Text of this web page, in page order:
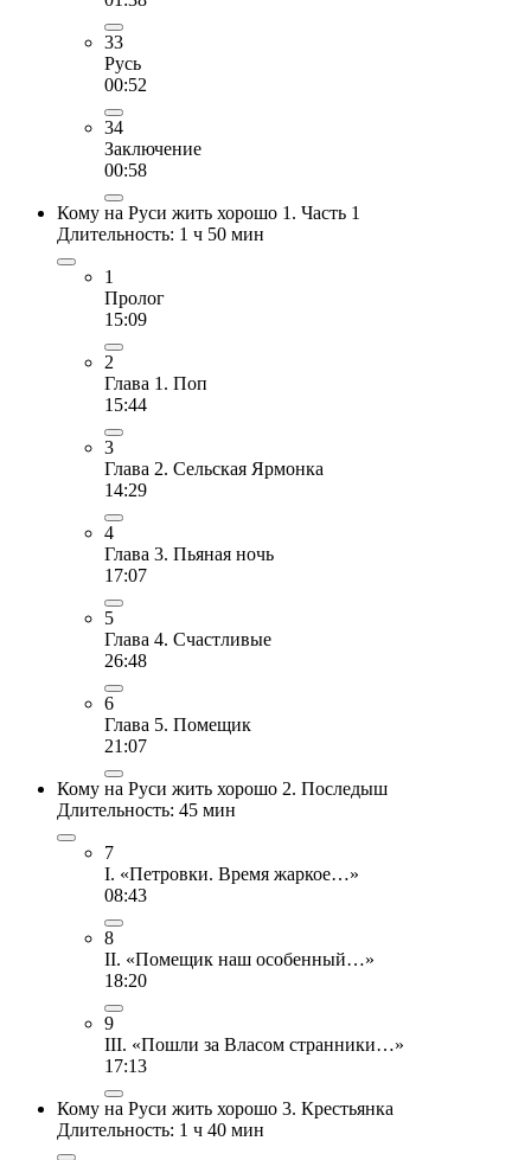
33
Русь
00:52
34
Заключение
00:58
Кому на Руси жить хорошо 1. Часть 1
Длительность: 1 ч 50 мин
1
Пролог
15:09
2
Глава 1. Поп
15:44
3
Глава 2. Сельская Ярмонка
14:29
4
Глава 3. Пьяная ночь
17:07
5
Глава 4. Счастливые
26:48
6
Глава 5. Помещик
21:07
Кому на Руси жить хорошо 2. Последыш
Длительность: 45 мин
7
I. «Петровки. Время жаркое…»
08:43
8
II. «Помещик наш особенный…»
18:20
9
III. «Пошли за Власом странники…»
17:13
Кому на Руси жить хорошо 3. Крестьянка
Длительность: 1 ч 40 мин